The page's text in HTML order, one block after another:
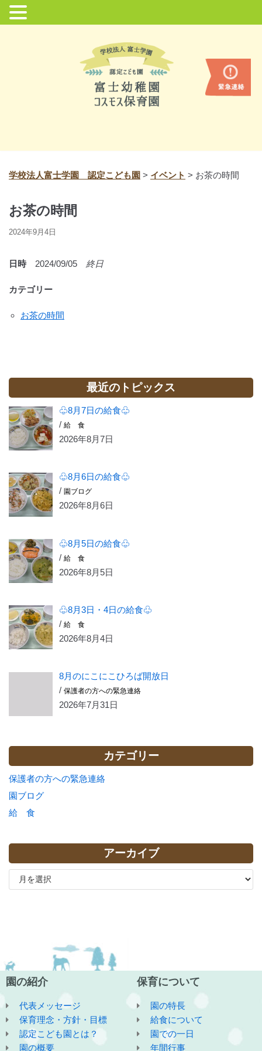
ッ
学校法人富士学園 認定こども園 > イベント > お茶の時間
お茶の時間
2024年9月4日
日時 2024/09/05 終日
カテゴリー
お茶の時間
最近のトピックス
♧8月7日の給食♧
/給 食
2026年8月7日
♧8月6日の給食♧
/園ブログ
2026年8月6日
♧8月5日の給食♧
/給 食
2026年8月5日
♧8月3日・4日の給食♧
/給 食
2026年8月4日
8月のにこにこひろば開放日
/保護者の方への緊急連絡
2026年7月31日
カテゴリー
保護者の方への緊急連絡
園ブログ
給 食
アーカイブ
園の紹介
代表メッセージ
保育理念・方針・目標
認定こども園とは？
園の概要
保育について
園の特長
給食について
園での一日
年間行事